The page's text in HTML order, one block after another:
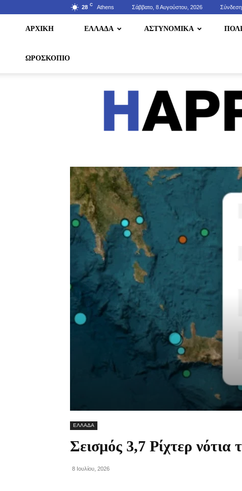
28 C Athens Σάββατο, 8 Αυγούστου, 2026
ΑΡΧΙΚΗ ΕΛΛΑΔΑ ΑΣΤΥΝΟΜΙΚΑ
ΩΡΟΣΚΟΠΙΟ
ΕΛΛΑΔΑ
Σεισμός 3,7 Ρίχτερ
8 Ιουλίου, 2026